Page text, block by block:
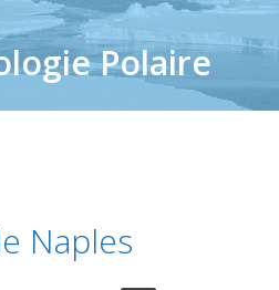
Polaire
Naples